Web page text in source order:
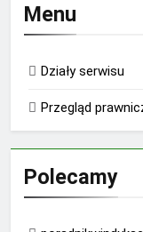
Menu
Działy serwisu
Przegląd
Polecamy